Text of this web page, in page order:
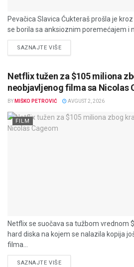
Pevačica Slavica Ćukteraš prošla je
se borila sa anksioznim poremećajem i
SAZNAJTE VIŠEDETAILS
Netflix tužen za $105 miliona
neobjavljenog filma sa Nicolas
BY MIŠKO PETROVIĆ AVGUST 2, 2026
FILM
Netflix se suočava sa tužbom vrednom
hard diska na kojem se nalazila kopija
filma...
SAZNAJTE VIŠEDETAILS